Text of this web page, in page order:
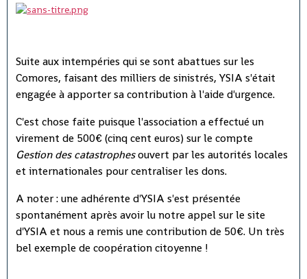
Suite aux intempéries qui se sont abattues sur les
Comores, faisant des milliers de sinistrés, YSIA s'était
engagée à apporter sa contribution à l'aide d'urgence.
C'est chose faite puisque l'association a effectué un
virement de 500€ (cinq cent euros) sur le compte
Gestion des catastrophesouvert par les autorités locales
et internationales pour centraliser les dons.
A noter : une adhérente d'YSIA s'est présentée
spontanément après avoir lu notre appel sur le site
d'YSIA et nous a remis une contribution de 50€. Un très
bel exemple de coopération citoyenne !